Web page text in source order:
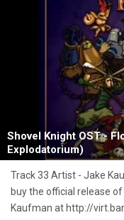
Shovel Knight OST -
Explodatorium)
Track 33 Artist - Jake
buy the official release
Kaufman at http://